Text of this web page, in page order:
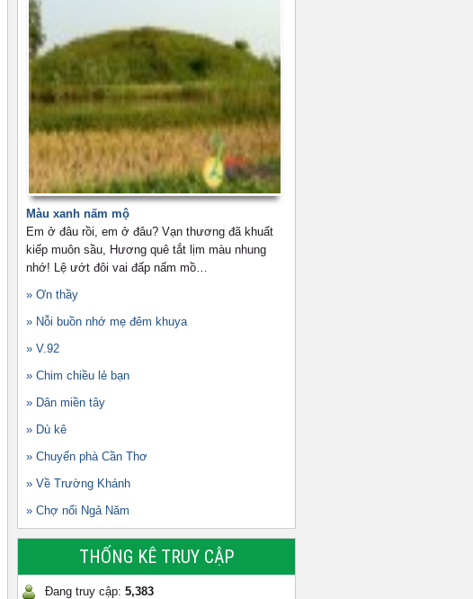
Màu xanh nấm mộ
Em ở đâu rồi, em ở đâu? Vạn thương đã khuất
kiếp muôn sầu, Hương quê tắt lịm màu nhung
nhớ! Lệ ướt đôi vai đấp nấm mồ…
» Ơn thầy
» Nỗi buồn nhớ mẹ đêm khuya
» V.92
» Chim chiều lẻ bạn
» Dân miền tây
» Dù kê
» Chuyến phà Cần Thơ
» Về Trường Khánh
» Chợ nổi Ngả Năm
THỐNG KÊ TRUY CẬP
Đang truy cập: 5,383